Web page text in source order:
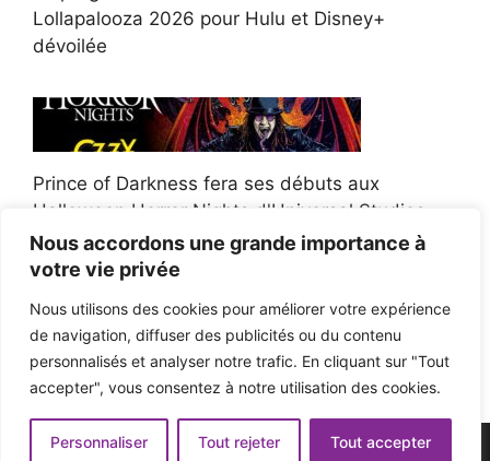
Nous accordons une grande importance à
votre vie privée
Nous utilisons des cookies pour améliorer votre expérience
de navigation, diffuser des publicités ou du contenu
personnalisés et analyser notre trafic. En cliquant sur "Tout
accepter", vous consentez à notre utilisation des cookies.
Personnaliser Tout rejeter Tout accepter
Lollapalooza 2026 pour Hulu et Disney+
dévoilée
Prince of Darkness fera ses débuts aux
Halloween Horror Nights d'Universal Studios
Afroman poursuit un policier de l'Ohio après la
victoire du jury en diffamation
© 2026 - Pop'n Music -